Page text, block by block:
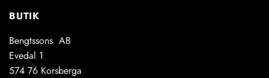
BUTIK
Bengtssons AB
Evedal 1
574 76 Korsberga